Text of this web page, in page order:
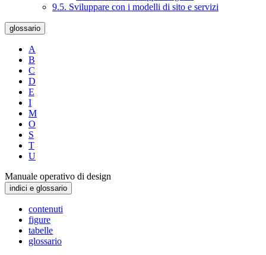
9.5. Sviluppare con i modelli di sito e servizi
glossario
A
B
C
D
E
I
M
O
S
T
U
Manuale operativo di design
indici e glossario
contenuti
figure
tabelle
glossario